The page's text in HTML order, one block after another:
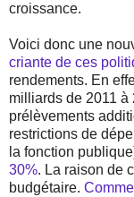
croissance.
Voici donc une
criante de ces
rendements. En
milliards de 2011
prélèvements
restrictions de
la fonction
30%. La raison de
budgétaire.